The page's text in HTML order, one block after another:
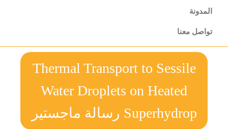
المدونة
تواصل معنا
Thermal Transport to Sessile
Water Droplets on Heated
Superhydrop رسالة ماجستير